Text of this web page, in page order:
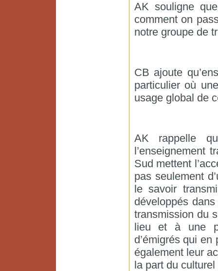
AK souligne
comment on
notre groupe de
CB ajoute
particulier où
usage global de
AK rappelle
l’enseignement
Sud mettent
pas seulement
le savoir
développés
transmission du
lieu et à une
d’émigrés qui
également leur
la part du